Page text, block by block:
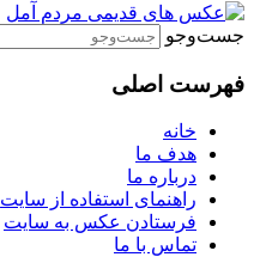
جست‌وجو
فهرست اصلی
خانه
هدف ما
درباره ما
راهنمای استفاده از سایت
فرستادن عکس به سایت
تماس با ما